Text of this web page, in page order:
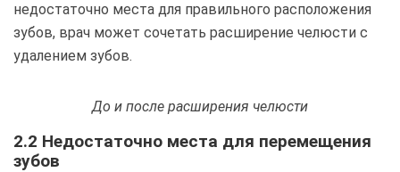
недостаточно места для правильного расположения
зубов, врач может сочетать расширение челюсти с
удалением зубов.
До и после расширения челюсти
2.2 Недостаточно места для перемещения
зубов